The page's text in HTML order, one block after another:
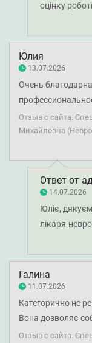
оцінку
Юлия
13.07.2026
Очень
себя так
выслушал,
симптомов и
дал полезные
впечатления от
Отзыв с сайта.
Михайловна
Ответ от
14.07.2026
Юліє,
лікаря-
уважне
отримали
залишилися
міцного
Галина
11.07.2026
Категорично не
Вона дозволяє
діагнози «на
Отзыв с сайта.